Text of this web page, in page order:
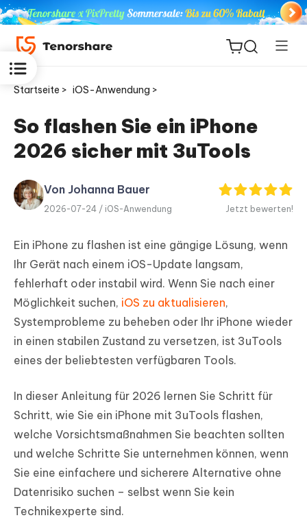
ReiBoot
PDNob
Editor
iAnyGo
Startseite > iOS-Anwendung >
So flashen Sie ein iPhone
2026 sicher mit 3uTools
Von Johanna Bauer
2026-07-24 / iOS-Anwendung Jetzt bewerten!
Ein iPhone zu flashen ist eine gängige Lösung, wenn
Ihr Gerät nach einem iOS-Update langsam,
fehlerhaft oder instabil wird. Wenn Sie nach einer
Möglichkeit suchen, iOS zu aktualisieren,
Systemprobleme zu beheben oder Ihr iPhone wieder
in einen stabilen Zustand zu versetzen, ist 3uTools
eines der beliebtesten verfügbaren Tools.
In dieser Anleitung für 2026 lernen Sie Schritt für
Schritt, wie Sie ein iPhone mit 3uTools flashen,
welche Vorsichtsmaßnahmen Sie beachten sollten
und welche Schritte Sie unternehmen können, wenn
Sie eine einfachere und sicherere Alternative ohne
Datenrisiko suchen – selbst wenn Sie kein
Technikexperte sind.